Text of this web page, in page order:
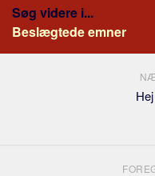
Søg videre i...
Beslægtede emner